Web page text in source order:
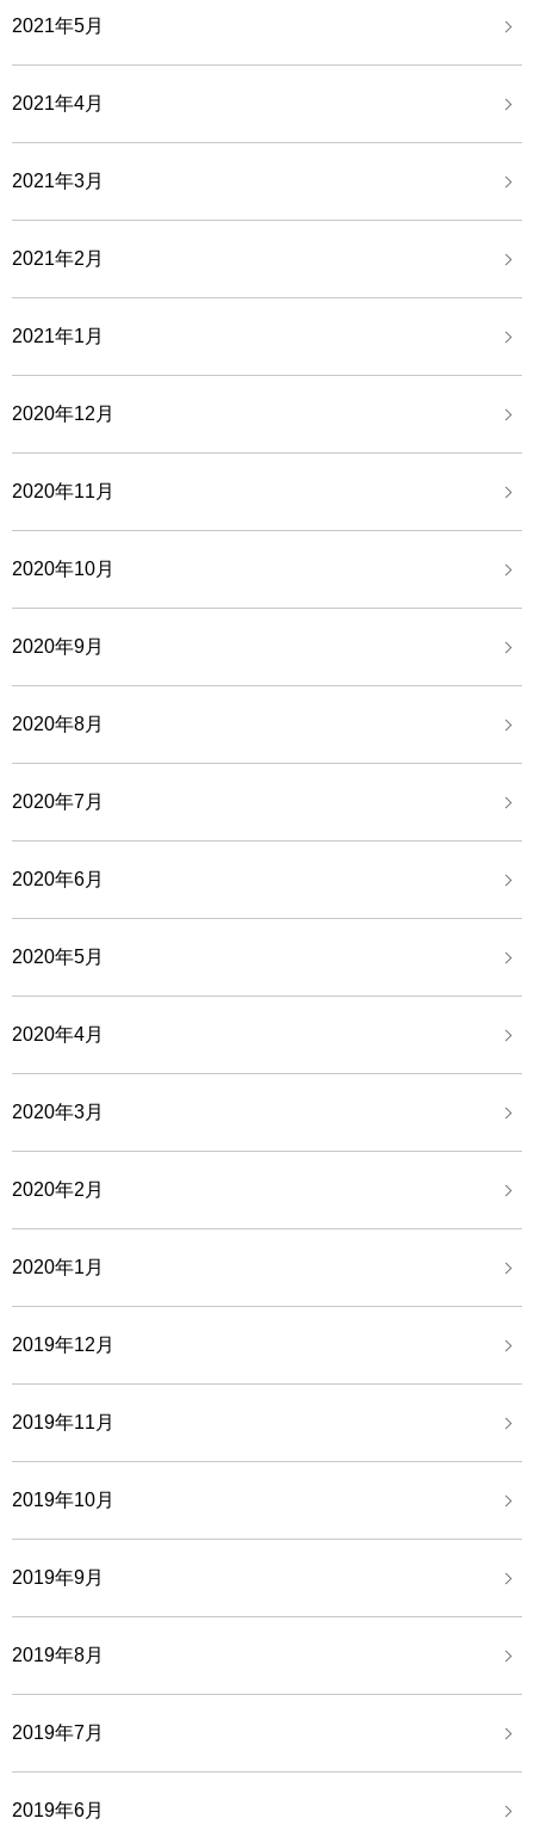
2021年5月
2021年4月
2021年3月
2021年2月
2021年1月
2020年12月
2020年11月
2020年10月
2020年9月
2020年8月
2020年7月
2020年6月
2020年5月
2020年4月
2020年3月
2020年2月
2020年1月
2019年12月
2019年11月
2019年10月
2019年9月
2019年8月
2019年7月
2019年6月